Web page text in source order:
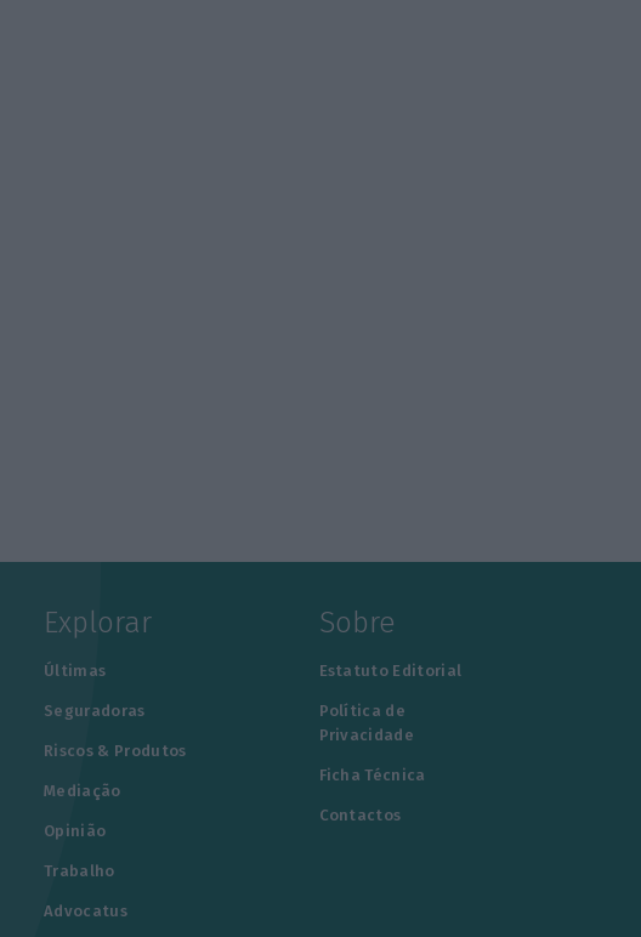
Explorar
Últimas
Seguradoras
Riscos & Produtos
Mediação
Opinião
Trabalho
Advocatus
Sobre
Estatuto Editorial
Política de
Privacidade
Ficha Técnica
Contactos